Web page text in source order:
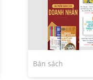
Bán sách